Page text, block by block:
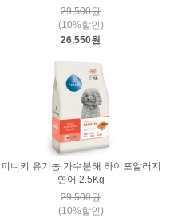
29,500원
(10%할인)
26,550원
피니키 유기농 가수분해 하이포알러지
연어 2.5Kg
29,500원
(10%할인)